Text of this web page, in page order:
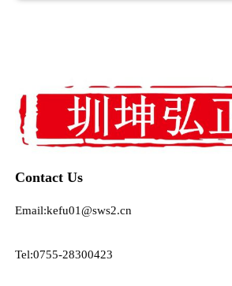
Contact Us
Email:kefu01@sws2.cn
Tel:0755-28300423